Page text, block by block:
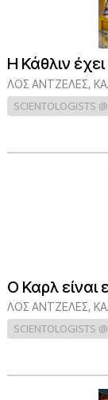
Η Κάθλιν
ΛΟΣ ΆΝΤΖΕΛΕΣ,
SCIENTOLOGISTS
Ο Καρλ είναι
ΛΟΣ ΆΝΤΖΕΛΕΣ,
SCIENTOLOGISTS